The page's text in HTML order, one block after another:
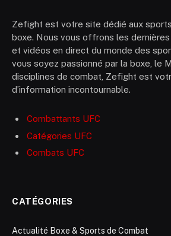
Zefight est votre site dédié aux
boxe. Nous vous offrons les
et vidéos en direct du monde des
vous soyez passionné par la boxe, le
disciplines de combat, Zefight est
d’information incontournable.
Combattants UFC
Catégories UFC
Combats UFC
CATÉGORIES
Actualité Boxe & Sports de Combat